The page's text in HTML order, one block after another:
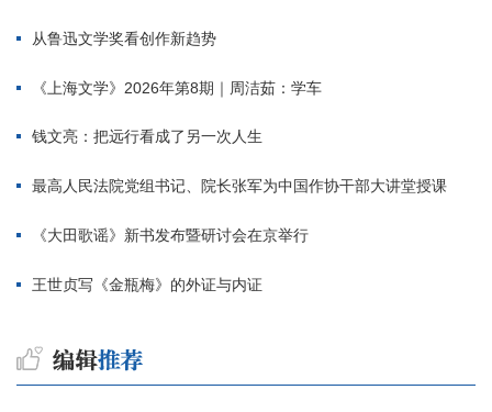
从鲁迅文学奖看创作新趋势
《上海文学》2026年第8期｜周洁茹：学车
钱文亮：把远行看成了另一次人生
最高人民法院党组书记、院长张军为中国作协干部大讲堂授课
《大田歌谣》新书发布暨研讨会在京举行
王世贞写《金瓶梅》的外证与内证